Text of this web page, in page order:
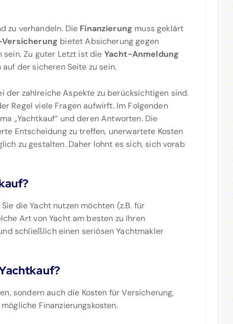
zu verhandeln. Die Finanzierung muss geklärt
bietet Absicherung gegen
sein. Zu guter Letzt ist die Yacht-Anmeldung
der sicheren Seite zu sein.
der zahlreiche Aspekte zu berücksichtigen sind.
Regel viele Fragen aufwirft. Im Folgenden
„Yachtkauf“ und deren Antworten. Die
Entscheidung zu treffen, unerwartete Kosten
zu gestalten. Daher lohnt es sich, sich vorab
die Yacht nutzen möchten (z.B. für
Art von Yacht am besten zu Ihren
schließlich einen seriösen Yachtmakler
sondern auch die Kosten für Versicherung,
Finanzierungskosten.